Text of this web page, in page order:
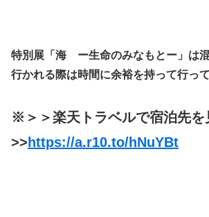
特別展「海 ー生命のみなもとー」は混
行かれる際は時間に余裕を持って行っ
※＞＞楽天トラベルで宿泊先を
>> https://a.r10.to/hNuYBt